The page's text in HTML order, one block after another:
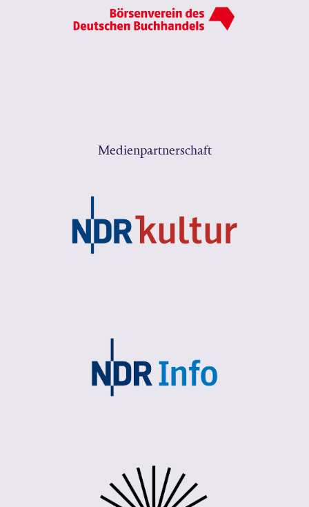
Medienpartnerschaft